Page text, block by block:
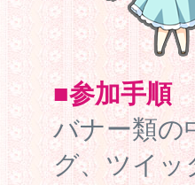
■参加手順
バナー類の
グ、ツイッ